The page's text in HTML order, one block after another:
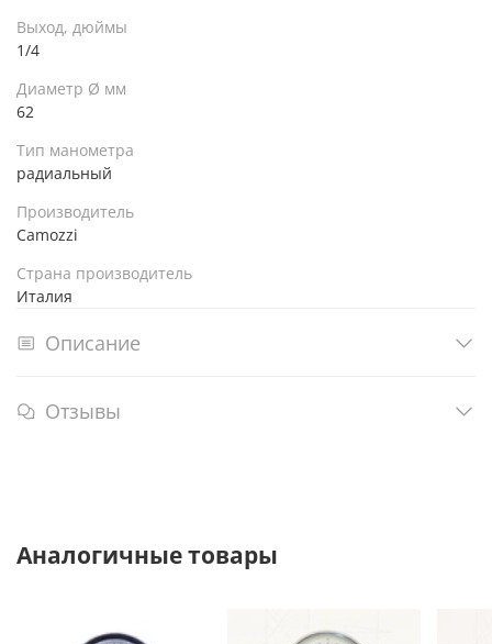
Выход, дюймы
1/4
Диаметр Ø мм
62
Тип манометра
радиальный
Производитель
Camozzi
Страна производитель
Италия
Описание
Отзывы
Аналогичные товары